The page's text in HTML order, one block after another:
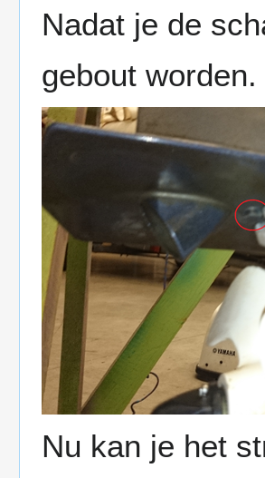
Nadat je de
gebout worden.
Nu kan je het